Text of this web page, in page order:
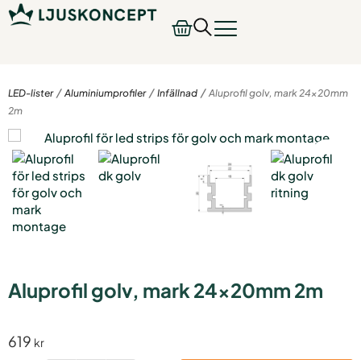
LED-lister / Aluminiumprofiler / Infällnad / Aluprofil golv, mark 24x20mm
2m
Aluprofil golv, mark 24x20mm 2m
619 kr